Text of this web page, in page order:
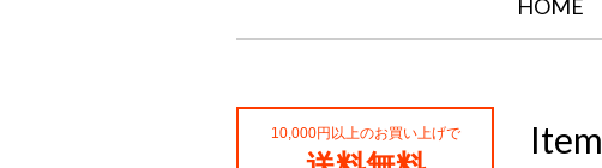
HOME
Item
10,000円以上のお買い上げで